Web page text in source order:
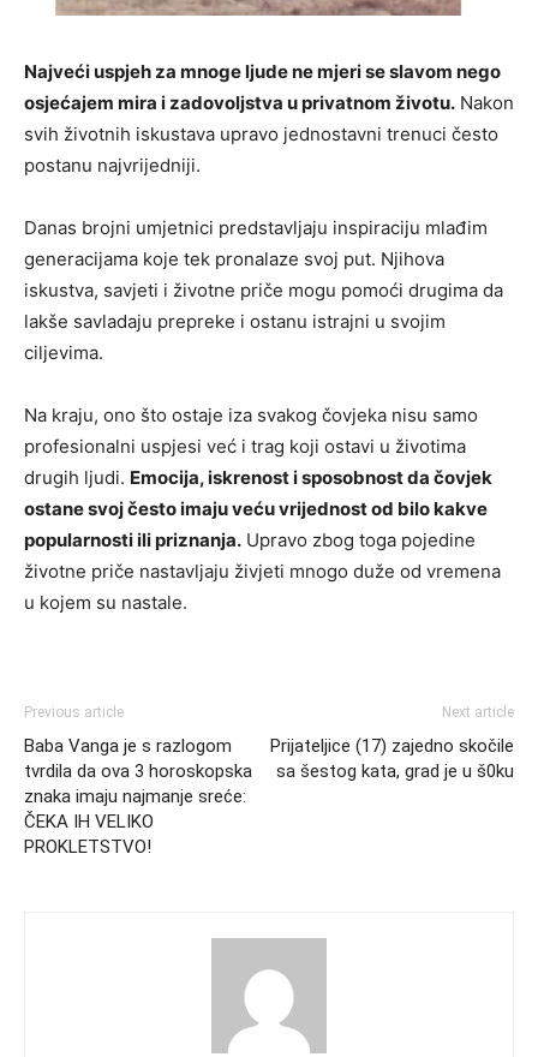
Najveći uspjeh za mnoge ljude ne mjeri se slavom nego
osjećajem mira i zadovoljstva u privatnom životu. Nakon
svih životnih iskustava upravo jednostavni trenuci često
postanu najvrijedniji.
Danas brojni umjetnici predstavljaju inspiraciju mlađim
generacijama koje tek pronalaze svoj put. Njihova
iskustva, savjeti i životne priče mogu pomoći drugima da
lakše savladaju prepreke i ostanu istrajni u svojim
ciljevima.
Na kraju, ono što ostaje iza svakog čovjeka nisu samo
profesionalni uspjesi već i trag koji ostavi u životima
drugih ljudi. Emocija, iskrenost i sposobnost da čovjek
ostane svoj često imaju veću vrijednost od bilo kakve
popularnosti ili priznanja. Upravo zbog toga pojedine
životne priče nastavljaju živjeti mnogo duže od vremena
u kojem su nastale.
Previous article
Baba Vanga je s razlogom
tvrdila da ova 3 horoskopska
znaka imaju najmanje sreće:
ČEKA IH VELIKO
PROKLETSTVO!
Next article
Prijateljice (17) zajedno skočile
sa šestog kata, grad je u š0ku